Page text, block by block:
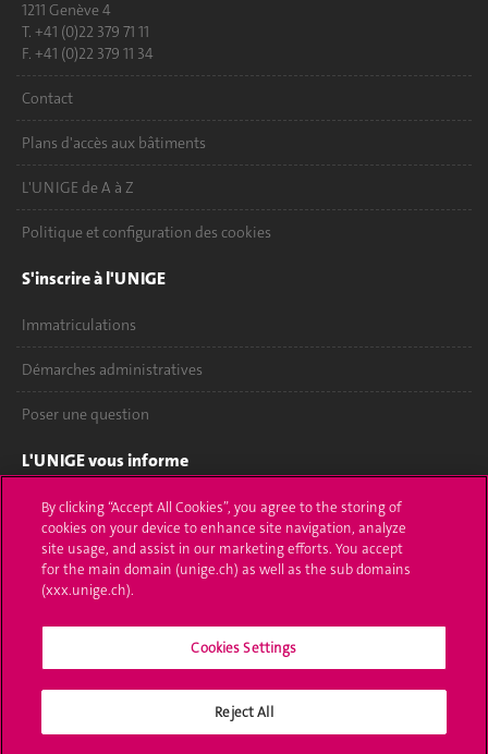
1211 Genève 4
T. +41 (0)22 379 71 11
F. +41 (0)22 379 11 34
Contact
Plans d'accès aux bâtiments
L'UNIGE de A à Z
Politique et configuration des cookies
S'inscrire à l'UNIGE
Immatriculations
Démarches administratives
Poser une question
L'UNIGE vous informe
UNIGE Mobile
Médias
Offres d'emploi
Calendrier académique
Médias sociaux UNIGE
By clicking “Accept All Cookies”, you agree to the storing of
cookies on your device to enhance site navigation, analyze
site usage, and assist in our marketing efforts. You accept
for the main domain (unige.ch) as well as the sub domains
(xxx.unige.ch).
Cookies Settings
Reject All